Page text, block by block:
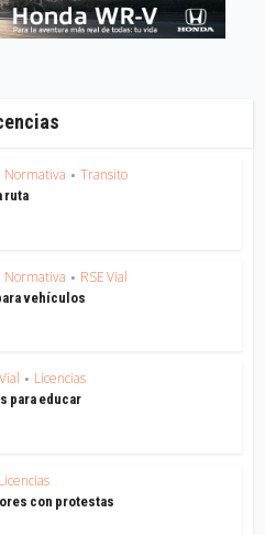
Normativa • Transito
ruta
Normativa • RSE Vial
vehículos
• Licencias
para educar
Licencias
con protestas